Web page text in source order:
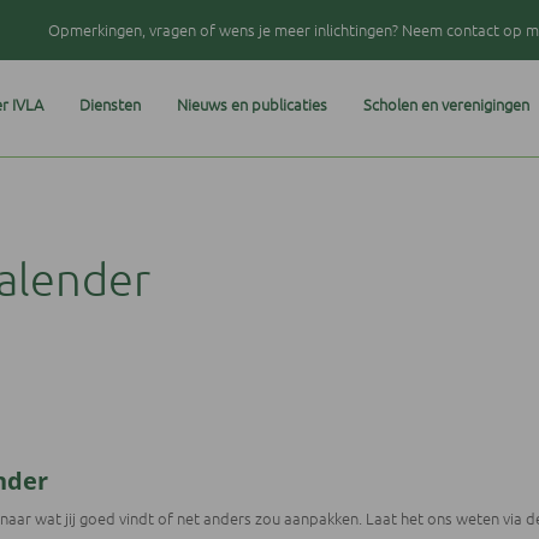
Opmerkingen, vragen of wens je meer inlichtingen? Neem contact op
IVLA Diensten Nieuws en publicaties Scholen en verenigingen
wat jij goed vindt of net anders zou aanpakken. Laat het ons weten via